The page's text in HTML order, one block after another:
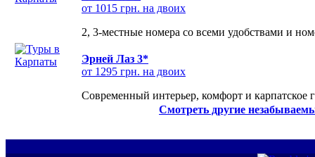
от 1015 грн. на двоих
2, 3-местные номера со всеми удобствами и
Эрней Лаз 3*
от 1295 грн. на двоих
Современный интерьер, комфорт и карпатское
Смотреть другие